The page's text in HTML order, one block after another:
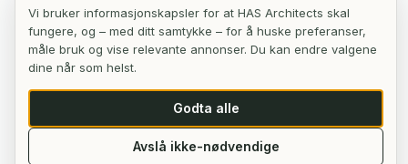
Brønnøysund Se profil →
©2026HAS architects AS
Postboks 5020, Majorstuen, 0301 Oslo, Norge
Informasjonskapsler
Vi bruker informasjonskapsler for at HAS Architects skal
fungere, og – med ditt samtykke – for å huske preferanser,
måle bruk og vise relevante annonser. Du kan endre valgene
dine når som helst.
Godta alle
Avslå ikke-nødvendige